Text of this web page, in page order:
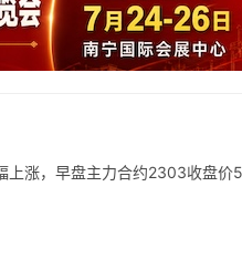
上涨，早盘主力合约2303收盘